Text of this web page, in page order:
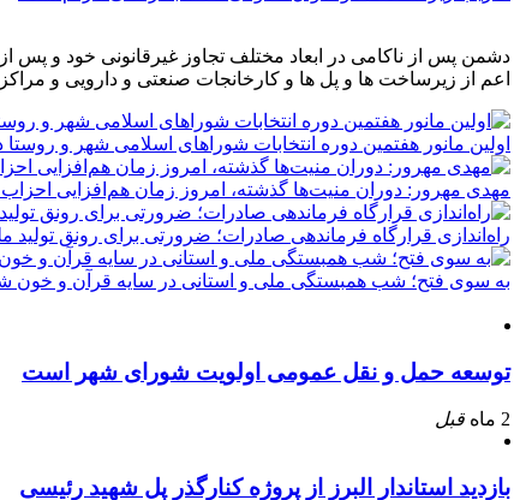
دشمن پس از ناکامی در ابعاد مختلف تجاوز غیرقانونی خود و پس
اعم از زیرساخت ها و پل ها و کارخانجات صنعتی و دارویی و
اولین مانور هفتمین دوره انتخابات شوراهای اسلامی شهر و
مهدی مهرور: دوران منیت‌ها گذشته، امروز زمان هم‌افزایی
راه‌اندازی قرارگاه فرماندهی صادرات؛ ضرورتی برای رونق تولید
به سوی فتح؛ شب همبستگی ملی و استانی در سایه قرآن و خون
توسعه حمل و نقل عمومی اولویت شورای شهر است
2 ماه قبل
بازدید استاندار البرز از پروژه کنارگذر پل شهید رئیسی